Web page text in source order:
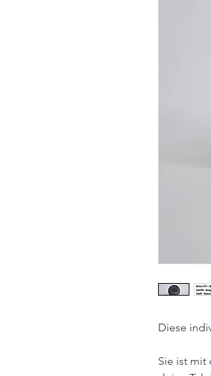
Diese
Sie ist mit